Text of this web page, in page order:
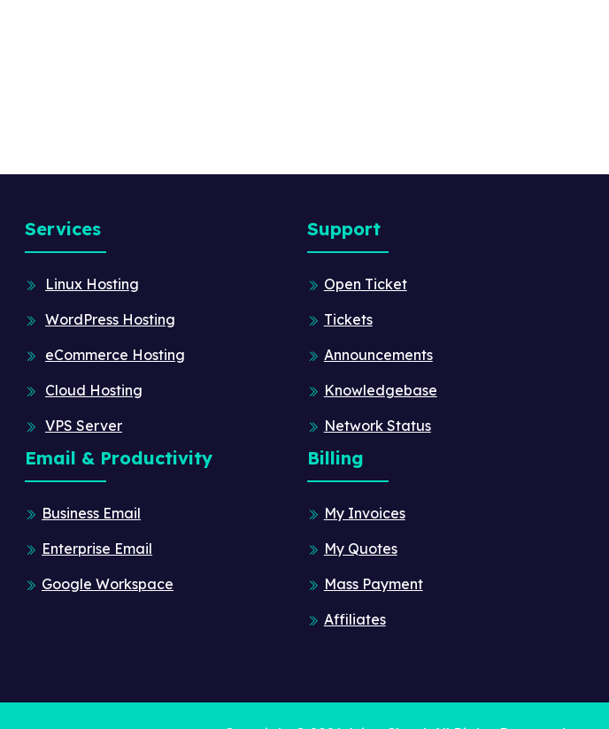
Services
Linux Hosting
WordPress Hosting
eCommerce Hosting
Cloud Hosting
VPS Server
Email & Productivity
Business Email
Enterprise Email
Google Workspace
Support
Open Ticket
Tickets
Announcements
Knowledgebase
Network Status
Billing
My Invoices
My Quotes
Mass Payment
Affiliates